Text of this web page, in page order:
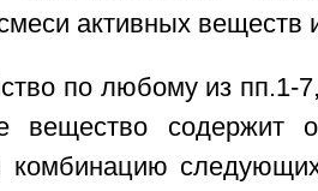
активных веществ
по любому из пп.1-
вещество содержит
комбинацию